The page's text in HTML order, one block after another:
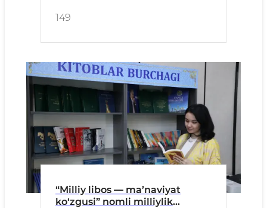
149
“Milliy libos — ma’naviyat
ko‘zgusi” nomli milliylik